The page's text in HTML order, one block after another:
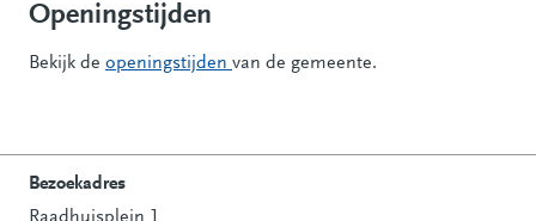
Openingstijden
Bekijk de openingstijden van de gemeente.
Bezoekadres